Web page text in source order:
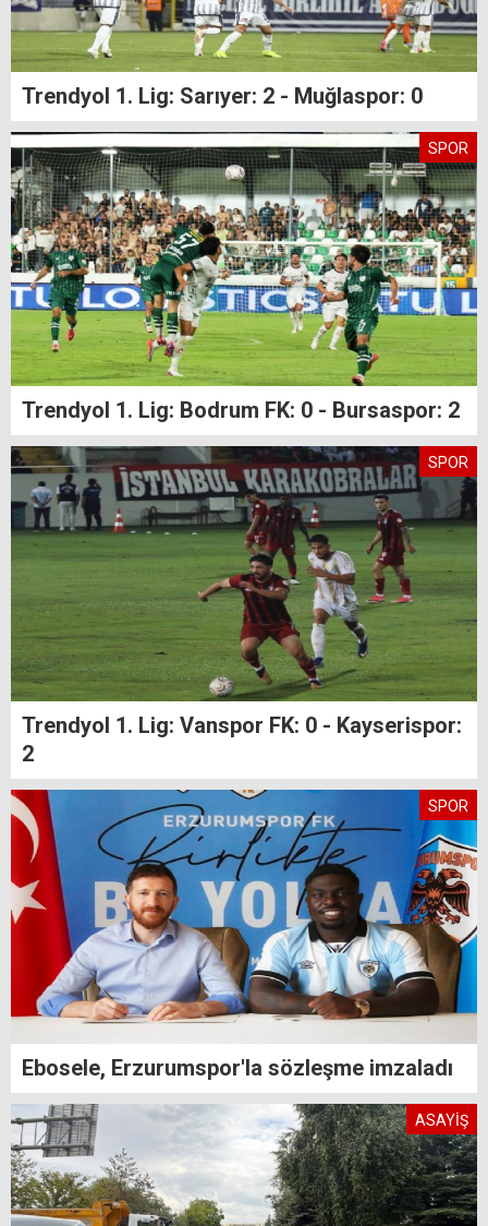
Trendyol 1. Lig: Sarıyer: 2 - Muğlaspor: 0
SPOR
Trendyol 1. Lig: Bodrum FK: 0 - Bursaspor: 2
SPOR
Trendyol 1. Lig: Vanspor FK: 0 - Kayserispor:
2
SPOR
Ebosele, Erzurumspor'la sözleşme imzaladı
ASAYİŞ